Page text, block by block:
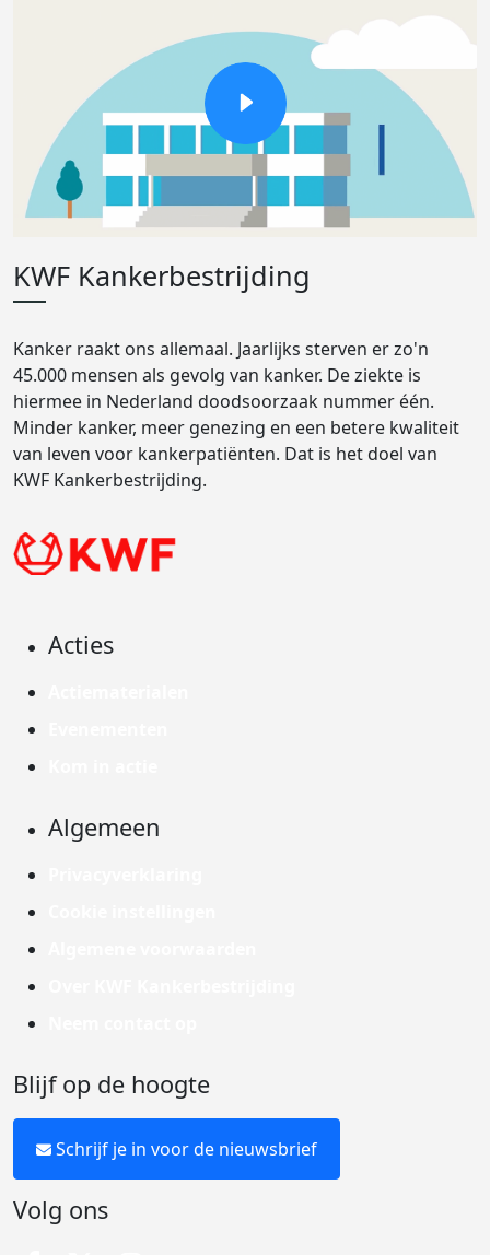
KWF Kankerbestrijding
Kanker raakt ons allemaal. Jaarlijks sterven er zo'n
45.000 mensen als gevolg van kanker. De ziekte is
hiermee in Nederland doodsoorzaak nummer één.
Minder kanker, meer genezing en een betere kwaliteit
van leven voor kankerpatiënten. Dat is het doel van
KWF Kankerbestrijding.
Acties
Algemeen
Blijf op de hoogte
Schrijf je in voor de nieuwsbrief
Volg ons